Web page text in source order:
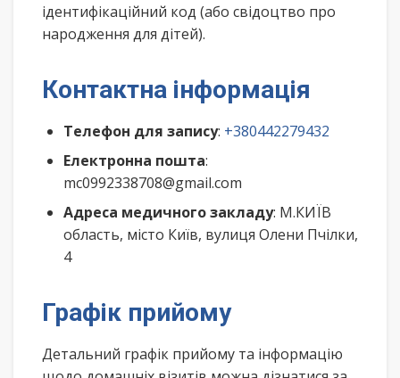
ідентифікаційний код (або свідоцтво про
народження для дітей).
Контактна інформація
Телефон для запису: +380442279432
Електронна пошта:
mc0992338708@gmail.com
Адреса медичного закладу: М.КИЇВ
область, місто Київ, вулиця Олени Пчілки,
4
Графік прийому
Детальний графік прийому та інформацію